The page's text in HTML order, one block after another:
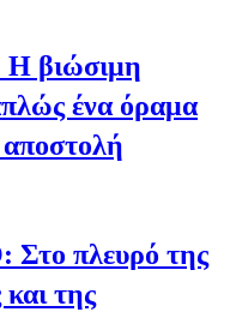
βιώσιμη
ένα όραμα
πλευρό της
της